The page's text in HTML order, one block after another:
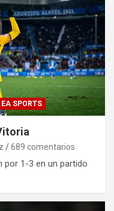
SPORTS
689 comentarios
por 1-3 en un partido